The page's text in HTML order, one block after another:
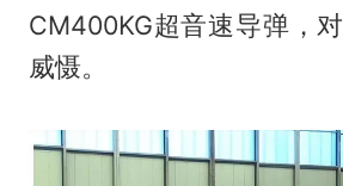
CM400KG超音速导弹，
威慑。